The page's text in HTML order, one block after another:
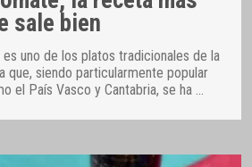
sale bien
uno de los platos tradicionales de la
que, siendo particularmente popular
el País Vasco y Cantabria, se ha …